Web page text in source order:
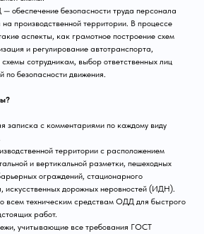
обеспечение безопасности труда персонала
производственной территории. В процессе
аспекты, как грамотное построение схем
и регулирование автотранспорта,
сотрудникам, выбор ответственных лиц
по безопасности движения.
записка с комментариями по каждому виду
территории с расположением
и вертикальной разметки, пешеходных
ограждений, стационарного
искусственных дорожных неровностей (ИДН).
всем техническим средствам ОДД для быстрого
работ.
учитывающие все требования ГОСТ